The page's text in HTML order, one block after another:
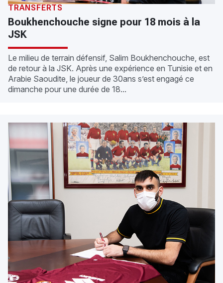
TRANSFERTS
Boukhenchouche signe pour 18 mois à la
JSK
Le milieu de terrain défensif, Salim Boukhenchouche, est
de retour à la JSK. Après une expérience en Tunisie et en
Arabie Saoudite, le joueur de 30ans s’est engagé ce
dimanche pour une durée de 18...